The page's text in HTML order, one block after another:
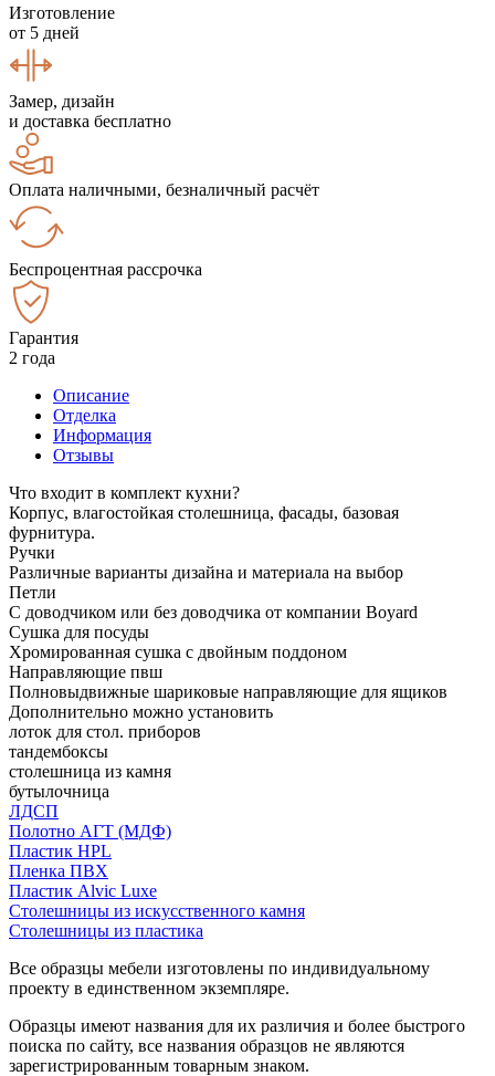
Изготовление
от 5 дней
Замер, дизайн
и доставка бесплатно
Оплата наличными, безналичный расчёт
Беспроцентная рассрочка
Гарантия
2 года
Описание
Отделка
Информация
Отзывы
Что входит в комплект кухни?
Корпус, влагостойкая столешница, фасады, базовая
фурнитура.
Ручки
Различные варианты дизайна и материала на выбор
Петли
С доводчиком или без доводчика от компании Boyard
Сушка для посуды
Хромированная сушка с двойным поддоном
Направляющие пвш
Полновыдвижные шариковые направляющие для ящиков
Дополнительно можно установить
лоток для стол. приборов
тандембоксы
столешница из камня
бутылочница
ЛДСП
Полотно АГТ (МДФ)
Пластик HPL
Пленка ПВХ
Пластик Alvic Luxe
Столешницы из искусственного камня
Столешницы из пластика
Все образцы мебели изготовлены по индивидуальному
проекту в единственном экземпляре.
Образцы имеют названия для их различия и более быстрого
поиска по сайту, все названия образцов не являются
зарегистрированным товарным знаком.